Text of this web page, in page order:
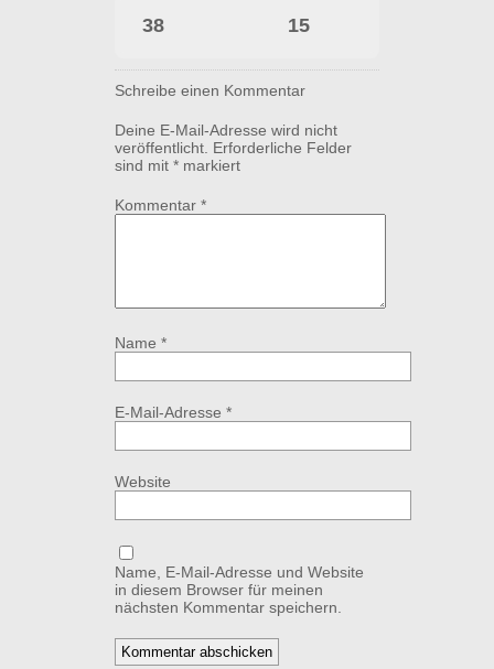
38 15
Schreibe einen Kommentar
Deine E-Mail-Adresse wird nicht
veröffentlicht. Erforderliche Felder
sind mit * markiert
Kommentar *
Name *
E-Mail-Adresse *
Website
Name, E-Mail-Adresse und Website
in diesem Browser für meinen
nächsten Kommentar speichern.